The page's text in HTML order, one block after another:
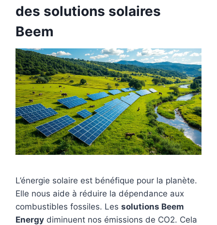
des solutions solaires
Beem
L’énergie solaire est bénéfique pour la planète.
Elle nous aide à réduire la dépendance aux
combustibles fossiles. Les solutions Beem
Energy diminuent nos émissions de CO2. Cela